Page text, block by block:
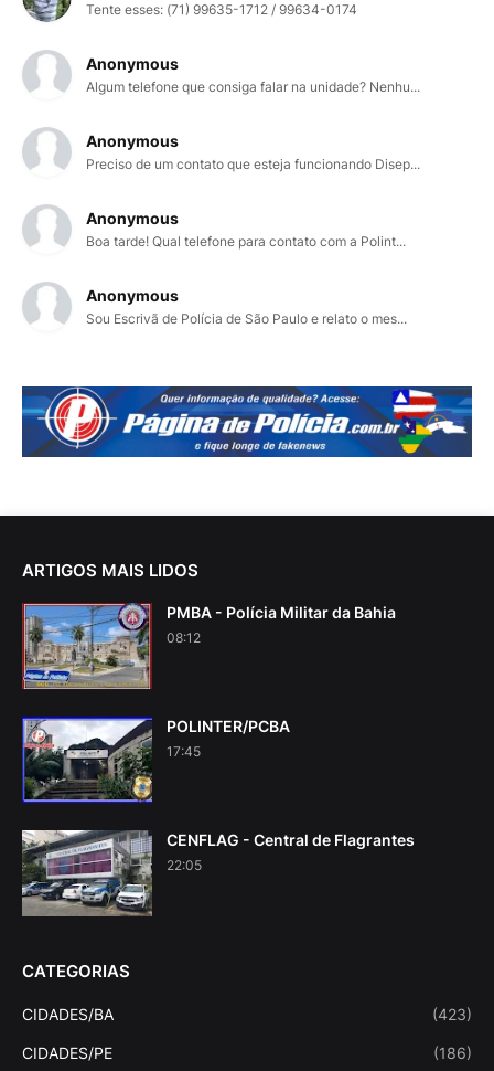
Tente esses: (71) 99635-1712 / 99634-0174
Anonymous
Algum telefone que consiga falar na unidade? Nenhu...
Anonymous
Preciso de um contato que esteja funcionando Disep...
Anonymous
Boa tarde! Qual telefone para contato com a Polint...
Anonymous
Sou Escrivã de Polícia de São Paulo e relato o mes...
ARTIGOS MAIS LIDOS
PMBA - Polícia Militar da Bahia
08:12
POLINTER/PCBA
17:45
CENFLAG - Central de Flagrantes
22:05
CATEGORIAS
CIDADES/BA (423)
CIDADES/PE (186)